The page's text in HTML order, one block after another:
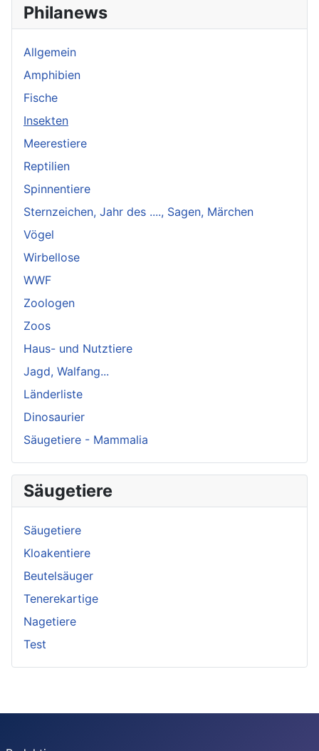
Philanews
Allgemein
Amphibien
Fische
Insekten
Meerestiere
Reptilien
Spinnentiere
Sternzeichen, Jahr des ...., Sagen, Märchen
Vögel
Wirbellose
WWF
Zoologen
Zoos
Haus- und Nutztiere
Jagd, Walfang...
Länderliste
Dinosaurier
Säugetiere - Mammalia
Säugetiere
Säugetiere
Kloakentiere
Beutelsäuger
Tenerekartige
Nagetiere
Test